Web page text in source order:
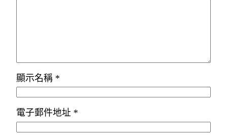
顯示名稱 *
電子郵件地址 *